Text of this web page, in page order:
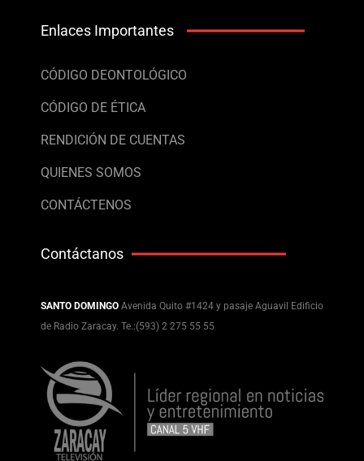
Enlaces Importantes
CÓDIGO DEONTOLÓGICO
CÓDIGO DE ÉTICA
RENDICIÓN DE CUENTAS
QUIENES SOMOS
CONTÁCTENOS
Contáctanos
SANTO DOMINGO Avenida Quito #1424 y pasaje Aguavil Edificio
de Radio Zaracay. Te.:(593) 2 275 55 55